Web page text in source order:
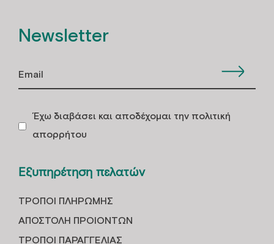
Newsletter
Έχω διαβάσει και αποδέχομαι την πολιτική
απορρήτου
Εξυπηρέτηση πελατών
ΤΡOΠΟΙ ΠΛΗΡΩΜHΣ
ΑΠΟΣΤΟΛH ΠΡΟΙOΝΤΩΝ
ΤΡΟΠΟΙ ΠΑΡΑΓΓΕΛΙΑΣ